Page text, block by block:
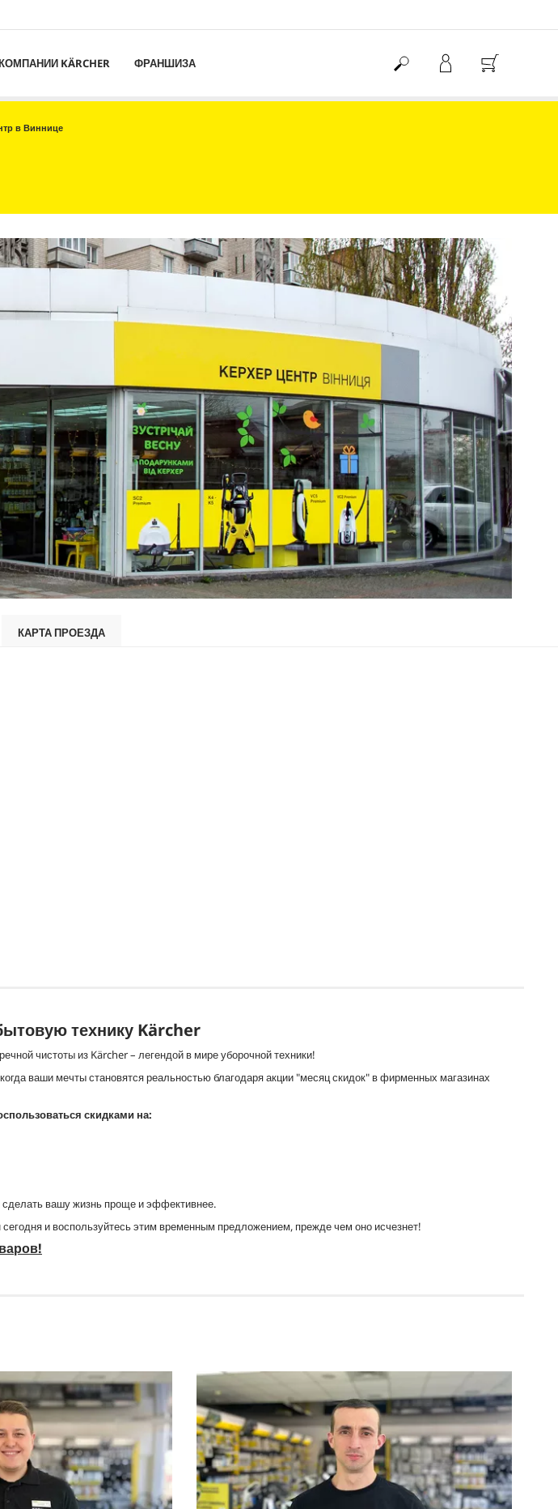
KÄRCHER ФРАНШИЗА
в Виннице
КАРТА ПРОЕЗДА
технику Kärcher
чистоты из Kärcher – легендой в мире уборочной техники!
ваши мечты становятся реальностью благодаря акции "месяц скидок" в фирменных магазинах
скидками на:
сделать вашу жизнь проще и эффективнее.
и воспользуйтесь этим временным предложением, прежде чем оно исчезнет!